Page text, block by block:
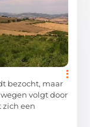
bezocht, maar
volgt door
een